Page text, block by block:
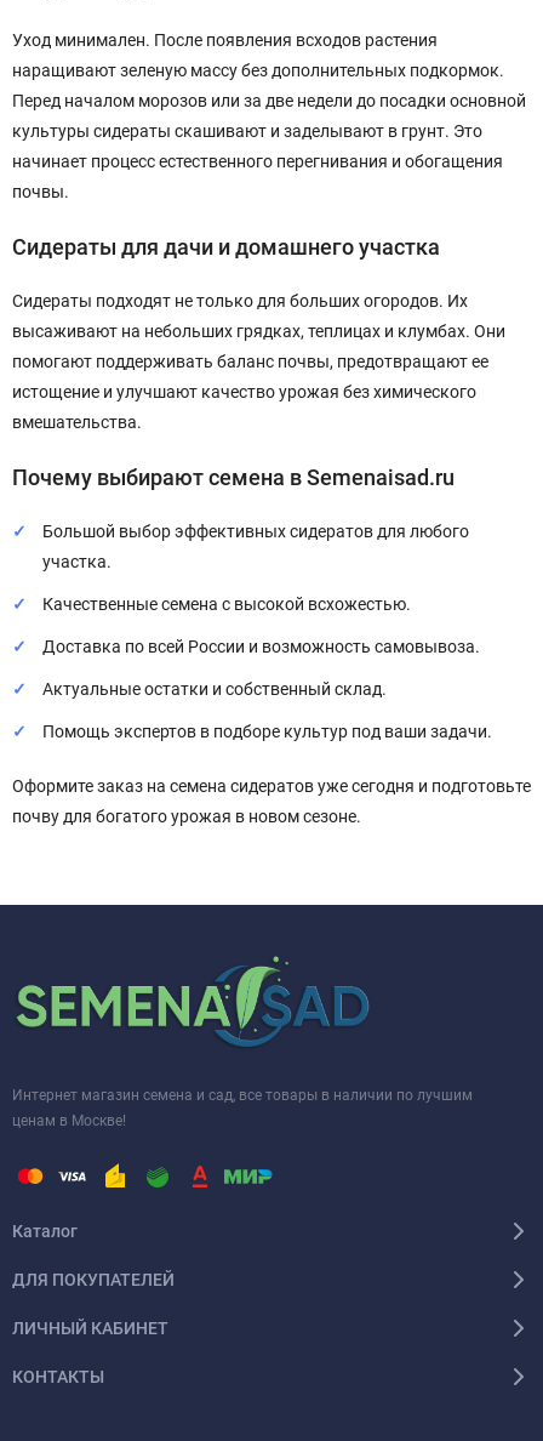
Уход минимален. После появления всходов растения
наращивают зеленую массу без дополнительных подкормок.
Перед началом морозов или за две недели до посадки основной
культуры сидераты скашивают и заделывают в грунт. Это
начинает процесс естественного перегнивания и обогащения
почвы.
Сидераты для дачи и домашнего участка
Сидераты подходят не только для больших огородов. Их
высаживают на небольших грядках, теплицах и клумбах. Они
помогают поддерживать баланс почвы, предотвращают ее
истощение и улучшают качество урожая без химического
вмешательства.
Почему выбирают семена в Semenaisad.ru
Большой выбор эффективных сидератов для любого
участка.
Качественные семена с высокой всхожестью.
Доставка по всей России и возможность самовывоза.
Актуальные остатки и собственный склад.
Помощь экспертов в подборе культур под ваши задачи.
Оформите заказ на семена сидератов уже сегодня и подготовьте
почву для богатого урожая в новом сезоне.
Интернет магазин семена и сад, все товары в наличии по лучшим
ценам в Москве!
Каталог
ДЛЯ ПОКУПАТЕЛЕЙ
ЛИЧНЫЙ КАБИНЕТ
КОНТАКТЫ